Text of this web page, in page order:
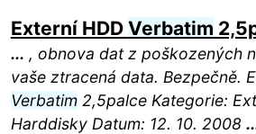
Externí HDD Verbatim
... , obnova dat z poškozených
vaše ztracená data. Bezpečně.
Verbatim2,5palce Kategorie:
Harddisky Datum: 12. 10. 2008